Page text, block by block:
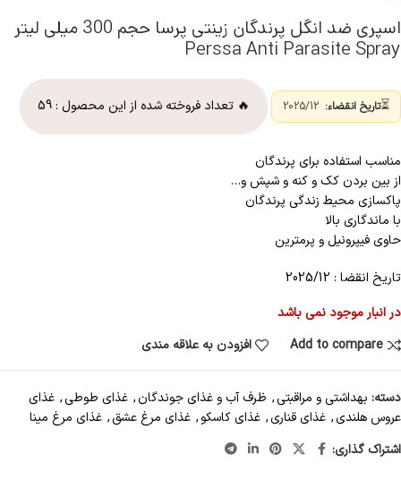
اسپری ضد انگل پرندگان زینتی پرسا حجم 300 میلی لیتر
Perssa Anti Parasite Spray
⏳تاریخ انقضاء: 🔥 تعداد فروخته شده از این محصول :59
مناسب استفاده برای پرندگان
از بین بردن کک و کنه و شپش و…
پاکسازی محیط زندگی پرندگان
با ماندگاری بالا
حاوی فیپرونیل و پرمترین
تاریخ انقضا : 2025/12
در انبار موجود نمی باشد
Add to compare
افزودن به علاقه مندی
دسته: بهداشتی و مراقبتی, ظرف آب و غذای جوندگان, غذای طوطی, غذای
عروس هلندی, غذای قناری, غذای کاسکو, غذای مرغ عشق, غذای مرغ مینا
اشتراک گذاری: